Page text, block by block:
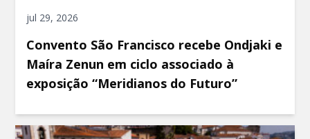
jul 29, 2026
Convento São Francisco recebe Ondjaki e
Maíra Zenun em ciclo associado à
exposição “Meridianos do Futuro”